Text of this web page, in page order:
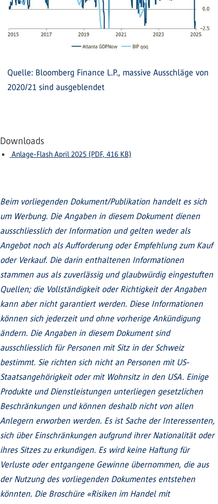
Quelle: Bloomberg Finance L.P., massive Ausschläge von
2020/21 sind ausgeblendet
Downloads
Anlage-Flash April 2025 (PDF, 416 KB)
Beim vorliegenden Dokument/Publikation handelt es sich
um Werbung. Die Angaben in diesem Dokument dienen
ausschliesslich der Information und gelten weder als
Angebot noch als Aufforderung oder Empfehlung zum Kauf
oder Verkauf. Die darin enthaltenen Informationen
stammen aus als zuverlässig und glaubwürdig eingestuften
Quellen; die Vollständigkeit oder Richtigkeit der Angaben
kann aber nicht garantiert werden. Diese Informationen
können sich jederzeit und ohne vorherige Ankündigung
ändern. Die Angaben in diesem Dokument sind
ausschliesslich für Personen mit Sitz in der Schweiz
bestimmt. Sie richten sich nicht an Personen mit US-
Staatsangehörigkeit oder mit Wohnsitz in den USA. Einige
Produkte und Dienstleistungen unterliegen gesetzlichen
Beschränkungen und können deshalb nicht von allen
Anlegern erworben werden. Es ist Sache der Interessenten,
sich über Einschränkungen aufgrund ihrer Nationalität oder
ihres Sitzes zu erkundigen. Es wird keine Haftung für
Verluste oder entgangene Gewinne übernommen, die aus
der Nutzung des vorliegenden Dokumentes entstehen
könnten. Die Broschüre «Risiken im Handel mit